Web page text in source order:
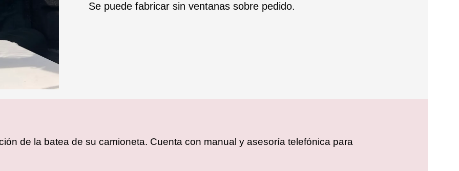
Se puede fabricar sin ventanas sobre pedido.
de la batea de su camioneta. Cuenta con manual y asesoría telefónica para